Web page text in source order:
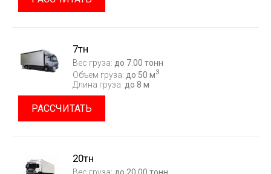
7тн
Вес груза: до 7.00 тонн
Объем груза: до 50 м3
Длина груза: до 8 м
РАССЧИТАТЬ
20тн